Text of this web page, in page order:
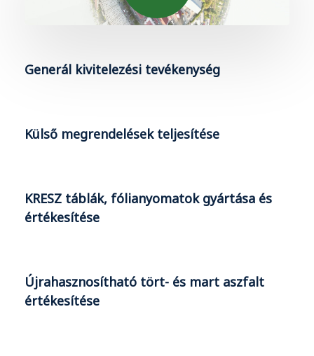
Generál kivitelezési tevékenység
Külső megrendelések teljesítése
KRESZ táblák, fólianyomatok gyártása és
értékesítése
Újrahasznosítható tört- és mart aszfalt
értékesítése